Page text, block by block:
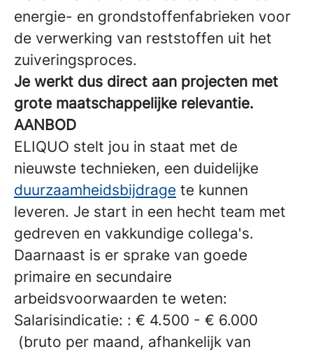
energie- en grondstoffenfabrieken voor
de verwerking van reststoffen uit het
zuiveringsproces.
Je werkt dus direct aan projecten met
grote maatschappelijke relevantie.
AANBOD
ELIQUO stelt jou in staat met de
nieuwste technieken, een duidelijke
duurzaamheidsbijdrage te kunnen
leveren. Je start in een hecht team met
gedreven en vakkundige collega's.
Daarnaast is er sprake van goede
primaire en secundaire
arbeidsvoorwaarden te weten:
Salarisindicatie: : € 4.500 - € 6.000
(bruto per maand, afhankelijk van